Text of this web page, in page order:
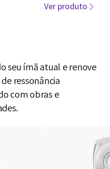
Ver produto
seu ímã atual e renove
ressonância
com obras e